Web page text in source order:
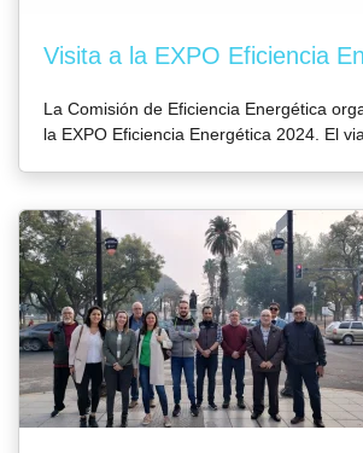
Visita a la EXPO Eficiencia
La Comisión de Eficiencia Energética
la EXPO Eficiencia Energética 2024. El